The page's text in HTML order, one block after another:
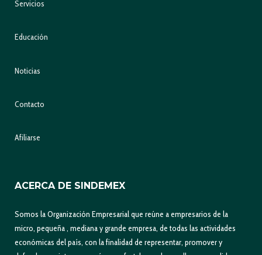
Servicios
Educación
Noticias
Contacto
Afiliarse
ACERCA DE SINDEMEX
Somos la Organización Empresarial que reúne a empresarios de la
micro, pequeña , mediana y grande empresa, de todas las actividades
económicas del país, con la finalidad de representar, promover y